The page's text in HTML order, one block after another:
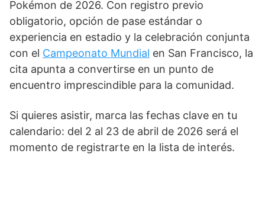
Pokémon de 2026. Con registro previo
obligatorio, opción de pase estándar o
experiencia en estadio y la celebración conjunta
con el Campeonato Mundial en San Francisco, la
cita apunta a convertirse en un punto de
encuentro imprescindible para la comunidad.
Si quieres asistir, marca las fechas clave en tu
calendario: del 2 al 23 de abril de 2026 será el
momento de registrarte en la lista de interés.